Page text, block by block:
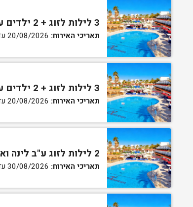
3 לילות לזוג + 2 ילדים ע"ב לינה וארוחת בוקר בחדר סופריור
תאריכי האירוח:
3 לילות לזוג + 2 ילדים ע"ב חצי פנסיון בחדר סופריור
תאריכי האירוח:
2 לילות לזוג ע"ב לינה וארוחת בוקר בחדר סטנדרט
תאריכי האירוח: